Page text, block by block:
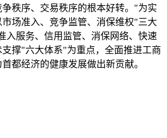
秩序、交易秩序的根本好转。"为实
场准入、竞争监管、消保维权"三大
入服务、信用监管、消保网络、快速
撑"六大体系"为重点，全面推进工商
都经济的健康发展做出新贡献。